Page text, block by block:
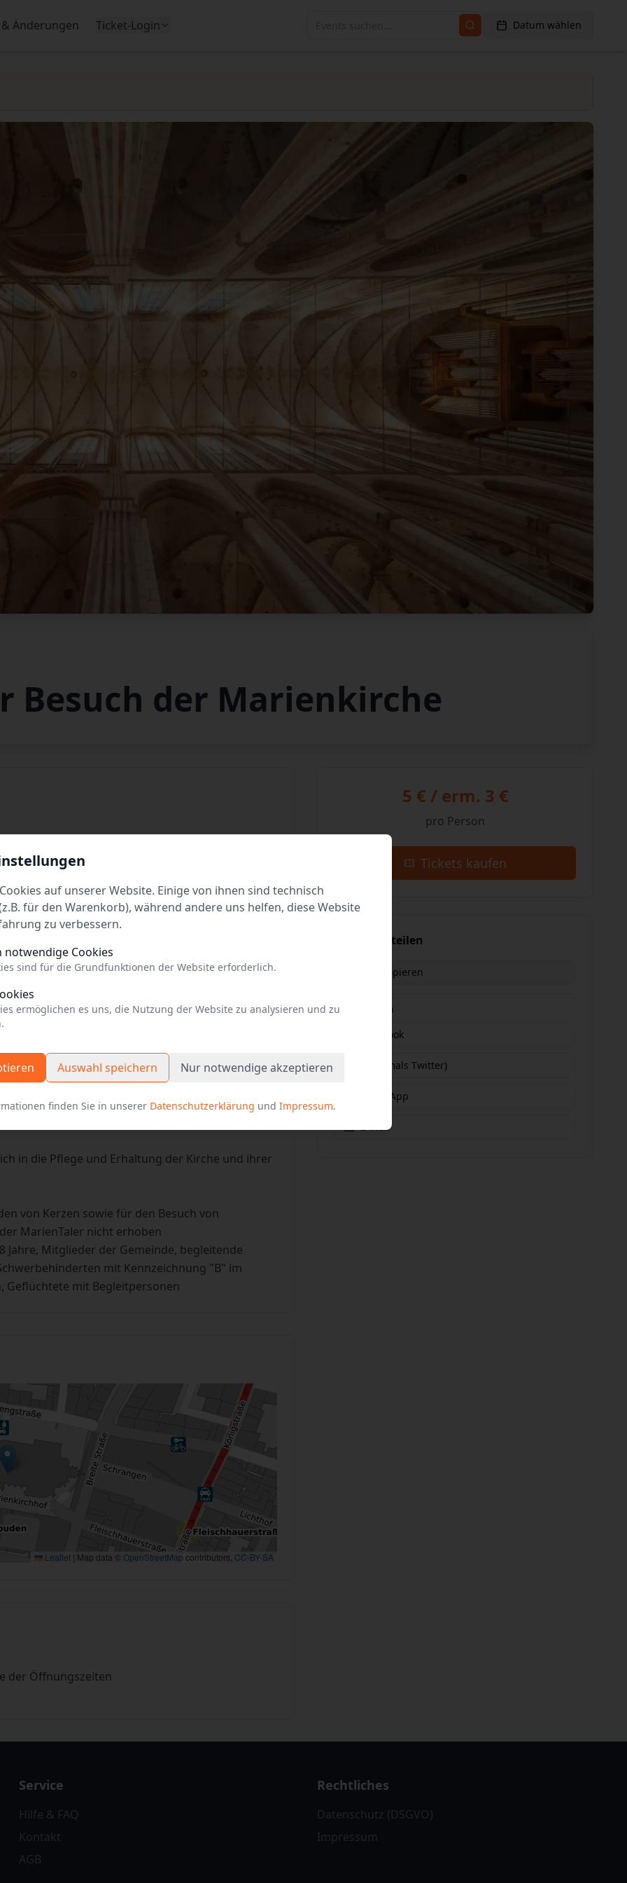
Änderungen Ticket-Login Datum wählen
Besuch der Marienkirche
Dienstag
Donnerstag 10:00 - 18:00
Samstag
der Webseite der Einrichtung
Geschichte
in die Pflege und Erhaltung der Kirche und ihrer
von Kerzen sowie für den Besuch von
MarienTaler nicht erhoben
Jahre, Mitglieder der Gemeinde, begleitende
mit Kennzeichnung "B" im
Geflüchtete mit Begleitpersonen
Leaflet | Map data ©OpenStreetMap contributors, CC-BY-SA
der Öffnungszeiten
5 € / erm. 3 €
pro Person
Tickets kaufen
Event teilen
Link kopieren
Social Media
Facebook
X (vormals Twitter)
WhatsApp
E-Mail
Service
Hilfe & FAQ
Kontakt
AGB
Rechtliches
Datenschutz (DSGVO)
Impressum
auf unserer Website. Einige von ihnen sind technisch
für den Warenkorb), während andere uns helfen, diese Website
zu verbessern.
notwendige Cookies
sind für die Grundfunktionen der Website erforderlich.
ermöglichen es uns, die Nutzung der Website zu analysieren und zu
Auswahl speichern Nur notwendige akzeptieren
finden Sie in unserer Datenschutzerklärung und Impressum.